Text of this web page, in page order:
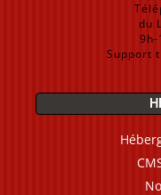
du
9h-
Support